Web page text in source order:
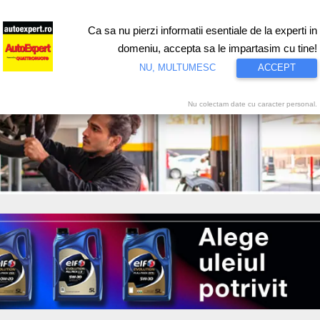
Test drive Motorsport Proiecte speciale Video
Ca sa nu pierzi informatii esentiale de la experti in
domeniu, accepta sa le impartasim cu tine!
NU, MULTUMESC ACCEPT
Nu colectam date cu caracter personal.